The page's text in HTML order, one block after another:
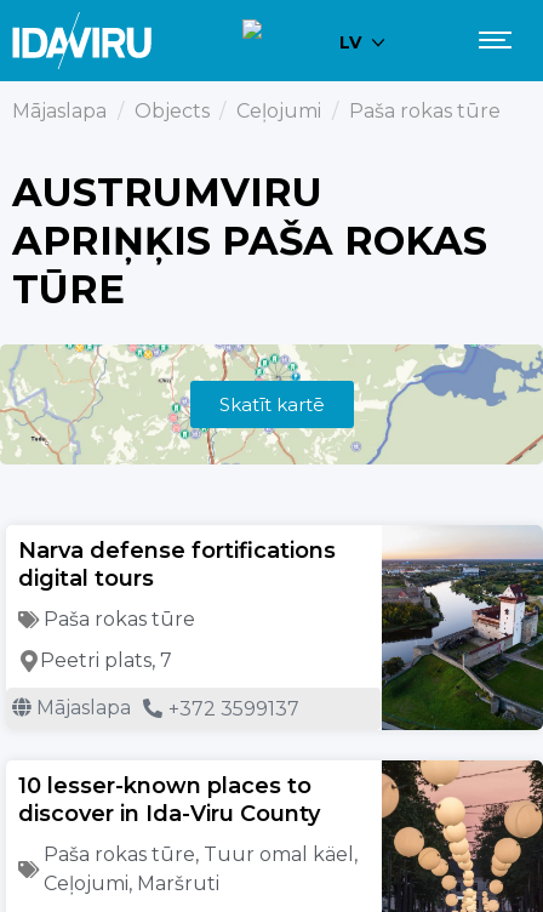
LV
Mājaslapa / Objects / Ceļojumi / Paša rokas tūre
AUSTRUMVIRU
APRIŅĶIS PAŠA ROKAS
TŪRE
Skatīt kartē
Narva defense fortifications
digital tours
Paša rokas tūre
Peetri plats, 7
Mājaslapa +372 3599137
10 lesser-known places to
discover in Ida-Viru County
Paša rokas tūre, Tuur omal käel ,
Ceļojumi, Maršruti